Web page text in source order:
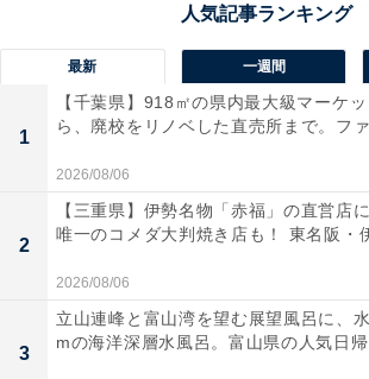
購入者が受取評価をしない理由
購入者が受取評価をしない場合、以下
えられます。
■うっかり忘れている
最新 一週間
1
【千葉県】918㎡の県内最大級マーケ
ら、廃校をリノベした直売所まで。ファ
2026/08/06
2
【三重県】伊勢名物「赤福」の直営店
唯一のコメダ大判焼き店も！ 東名阪・
2026/08/06
3
立山連峰と富山湾を望む展望風呂に、
mの海洋深層水風呂。富山県の人気日帰